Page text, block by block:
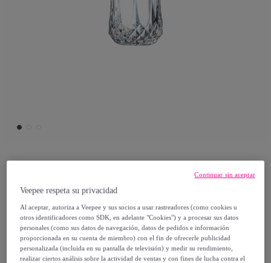
6 vasos de chupito 4,5cl Longchamp -
Cristal d'Arques
Modelo: 6 vasos de chupito 4,5cl
Longchamp - Cristal d'Arques
Veepee respeta su privacidad
Al aceptar, autoriza a Veepee y sus socios a usar rastreadores (como cookies u
otros identificadores como SDK, en adelante "Cookies") y a procesar sus datos
personales (como sus datos de navegación, datos de pedidos e información
proporcionada en su cuenta de miembro) con el fin de ofrecerle publicidad
personalizada (incluida en su pantalla de televisión) y medir su rendimiento,
realizar ciertos análisis sobre la actividad de ventas y con fines de lucha contra el
Continuar sin aceptar